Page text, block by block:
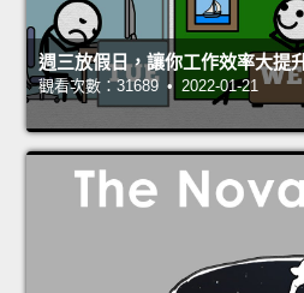
週三放假日，讓你工作效率大提
觀看次數：31689 • 2022-01-21